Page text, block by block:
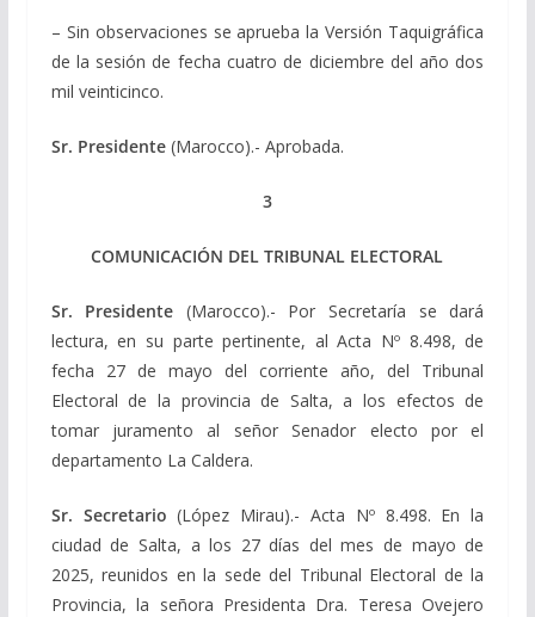
– Sin observaciones se aprueba la Versión Taquigráfica
de la sesión de fecha cuatro de diciembre del año dos
mil veinticinco.
Sr. Presidente(Marocco).- Aprobada.
3
COMUNICACIÓN DEL TRIBUNAL ELECTORAL
Sr. Presidente (Marocco).- Por Secretaría se dará
lectura, en su parte pertinente, al Acta Nº 8.498, de
fecha 27 de mayo del corriente año, del Tribunal
Electoral de la provincia de Salta, a los efectos de
tomar juramento al señor Senador electo por el
departamento La Caldera.
Sr. Secretario (López Mirau).- Acta Nº 8.498. En la
ciudad de Salta, a los 27 días del mes de mayo de
2025, reunidos en la sede del Tribunal Electoral de la
Provincia, la señora Presidenta Dra. Teresa Ovejero